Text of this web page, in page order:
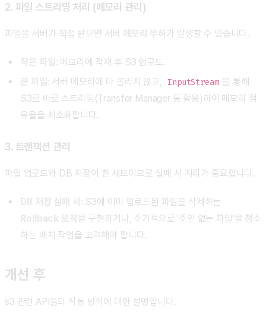
2. 파일 스트리밍 처리 (메모리 관리)
파일을 서버가 직접 받으면 가 발생할 수 있습니다.
메모리에 적재 후 S3 업로드.
서버 메모리에 다 올리지 않고, InputStream 을 통해
S3로 바로 스트리밍(Transfer Manager 등 활용)하여 메모리 점
유율을 최소화합니다.
3. 트랜잭션 관리
파일 업로드와 DB 저장이 한 세트이므로 실패 시 처리가 중요합니다.
S3에 이미 업로드된 파일을 삭제하는
을 구현하거나, 주기적으로 '주인 없는 파일'을 청소
하는 배치 작업을 고려해야 합니다.
개선 후
s3 관련 API들의 작동 방식에 대한 설명입니다.